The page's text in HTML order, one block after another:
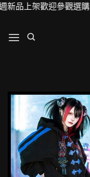
觀選購! 本店單筆